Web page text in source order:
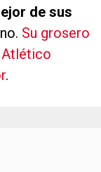
de sus
Su grosero
Atlético
.